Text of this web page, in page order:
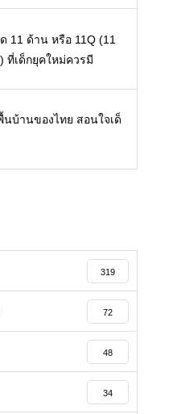
11 ด้าน หรือ 11Q (11
ที่เด็กยุคใหม่ควรมี
บ้านของไทย สอนใจเด็
319
72
48
34